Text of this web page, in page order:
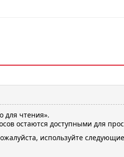
для чтения».
остаются доступными для
используйте